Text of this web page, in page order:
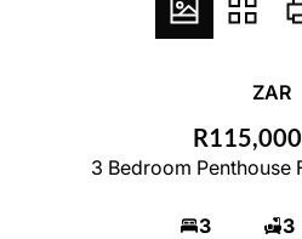
ZAR
3 Bedroom Penthouse
3 3